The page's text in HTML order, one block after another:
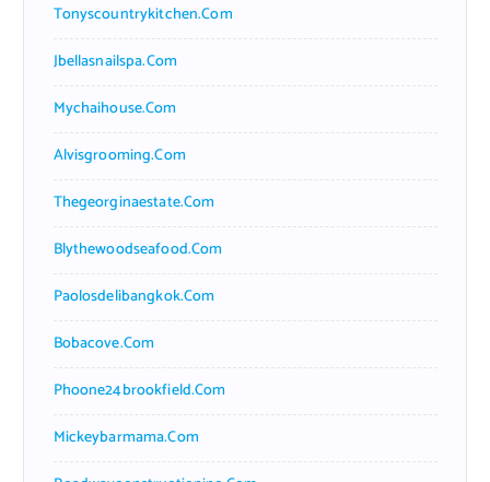
Tonyscountrykitchen.com
Jbellasnailspa.com
Mychaihouse.com
Alvisgrooming.com
Thegeorginaestate.com
Blythewoodseafood.com
Paolosdelibangkok.com
Bobacove.com
Phoone24brookfield.com
Mickeybarmama.com